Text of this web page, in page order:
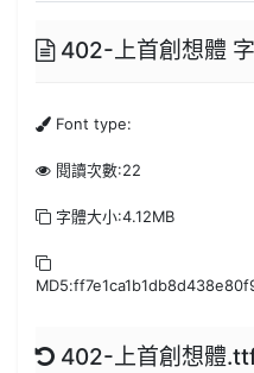
402-上首創想體
Font type:
閱讀次數:22
字體大小:4.12MB
402-上首創想體